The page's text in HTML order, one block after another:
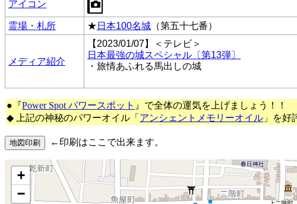
アイコン
霊場・札所 ★ 日本100名城 （第五十七番）
メディア紹介
【2023/01/07】＜テレビ＞
日本最強の城スペシャル〔第13弾〕
・旅情あふれる馬出しの城
●『Power Spot パワースポット 』で全体の運気を上げましょう！！
◆ 上記の神秘のパワーオイル「 アンシェントメモリーオイル 」を好
←印刷はここで出来ます。
+
−